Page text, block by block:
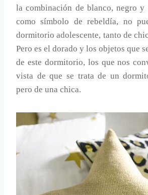
la combinación de blanco, negro y
como símbolo de rebeldía, no
dormitorio adolescente, tanto de
Pero es el dorado y los objetos que
de este dormitorio, los que nos
vista de que se trata de un
pero de una chica.